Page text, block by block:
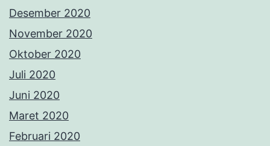
Desember 2020
November 2020
Oktober 2020
Juli 2020
Juni 2020
Maret 2020
Februari 2020